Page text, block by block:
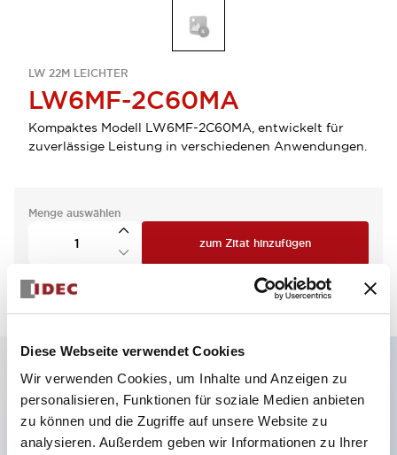
Diese Webseite verwendet Cookies
Wir verwenden Cookies, um Inhalte und Anzeigen zu
personalisieren, Funktionen für soziale Medien anbieten
zu können und die Zugriffe auf unsere Website zu
analysieren. Außerdem geben wir Informationen zu Ihrer
LW 22M LEICHTER
LW6MF-2C60MA
Kompaktes Modell LW6MF-2C60MA, entwickelt für
zuverlässige Leistung in verschiedenen Anwendungen.
Menge auswählen
zum Zitat hinzufügen
Hauptmerkmale
Eine dichte Montage in Gruppen ist möglich, und